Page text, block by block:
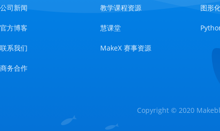
公司新闻
官方博客
联系我们
商务合作
教学课程资源
慧课堂
MakeX 赛事资源
图形
Copyright © 2020